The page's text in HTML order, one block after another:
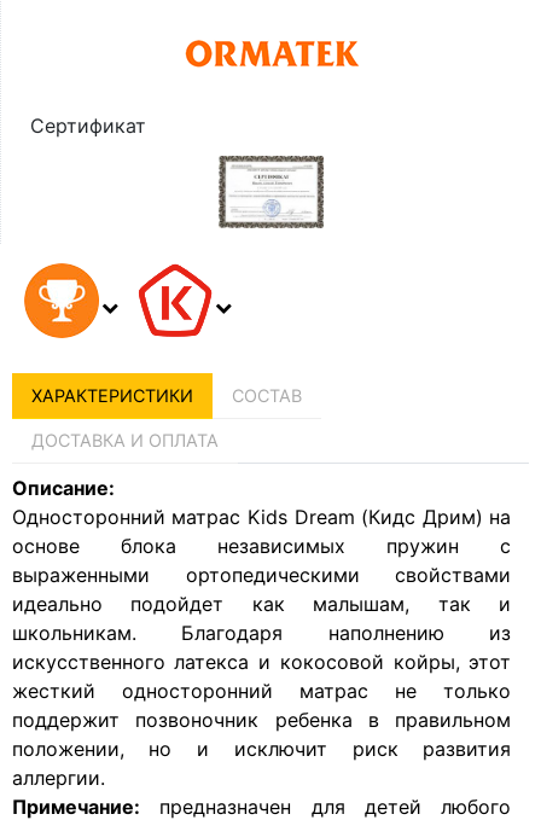
Сертификат
ХАРАКТЕРИСТИКИ СОСТАВ
ДОСТАВКА И ОПЛАТА
Описание:
Односторонний матрас Kids Dream (Кидс Дрим) на
основе блока независимых пружин с
выраженными ортопедическими свойствами
идеально подойдет как малышам, так и
школьникам. Благодаря наполнению из
искусственного латекса и кокосовой койры, этот
жесткий односторонний матрас не только
поддержит позвоночник ребенка в правильном
положении, но и исключит риск развития
аллергии.
Примечание: предназначен для детей любого